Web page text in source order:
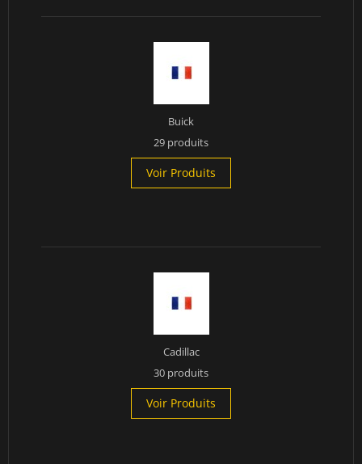
Buick
29 produits
Voir Produits
Cadillac
30 produits
Voir Produits